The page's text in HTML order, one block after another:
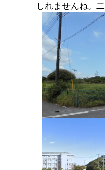
しれませんね。